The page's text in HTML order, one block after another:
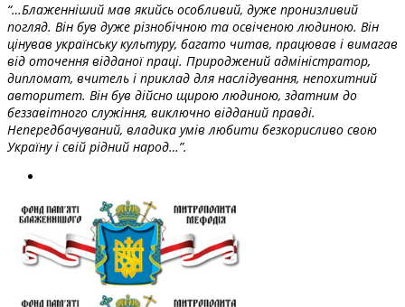
“…Блаженніший мав якийсь особливий, дуже пронизливий
погляд. Він був дуже різнобічною та освіченою людиною. Він
цінував українську культуру, багато читав, працював і вимагав
від оточення відданої праці. Природжений адміністратор,
дипломат, вчитель і приклад для наслідування, непохитний
авторитет. Він був дійсно щирою людиною, здатним до
беззавітного служіння, виключно відданий правді.
Непередбачуваний, владика умів любити безкорисливо свою
Україну і свій рідний народ…”.